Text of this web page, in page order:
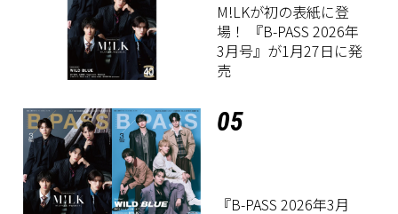
M!LKが初の表紙に登
場！ 『B-PASS 2026年
3月号』が1月27日に発
売
05
『B-PASS 2026年3月